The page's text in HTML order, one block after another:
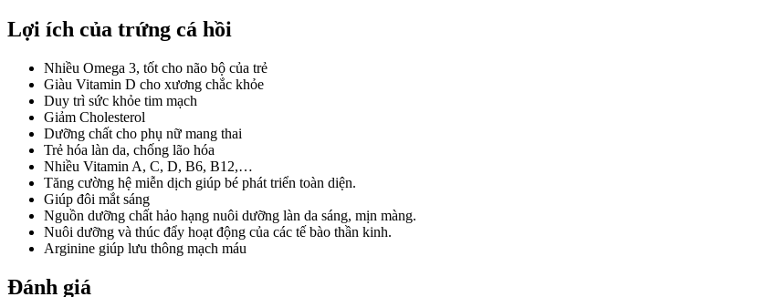
Lợi ích của trứng cá hồi
Nhiều Omega 3, tốt cho não bộ của trẻ
Giàu Vitamin D cho xương chắc khỏe
Duy trì sức khỏe tim mạch
Giảm Cholesterol
Dưỡng chất cho phụ nữ mang thai
Trẻ hóa làn da, chống lão hóa
Nhiều Vitamin A, C, D, B6, B12,…
Tăng cường hệ miễn dịch giúp bé phát triển toàn diện.
Giúp đôi mắt sáng
Nguồn dưỡng chất hảo hạng nuôi dưỡng làn da sáng, mịn màng.
Nuôi dưỡng và thúc đẩy hoạt động của các tế bào thần kinh.
Arginine giúp lưu thông mạch máu
Đánh giá